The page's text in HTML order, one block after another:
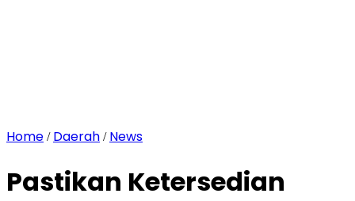
Home / Daerah / News
Pastikan Ketersedian